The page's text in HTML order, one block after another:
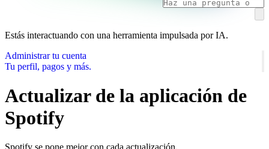
Estás interactuando con una herramienta impulsada por IA.
Administrar tu cuenta
Tu perfil, pagos y más.
Actualizar de la aplicación de
Spotify